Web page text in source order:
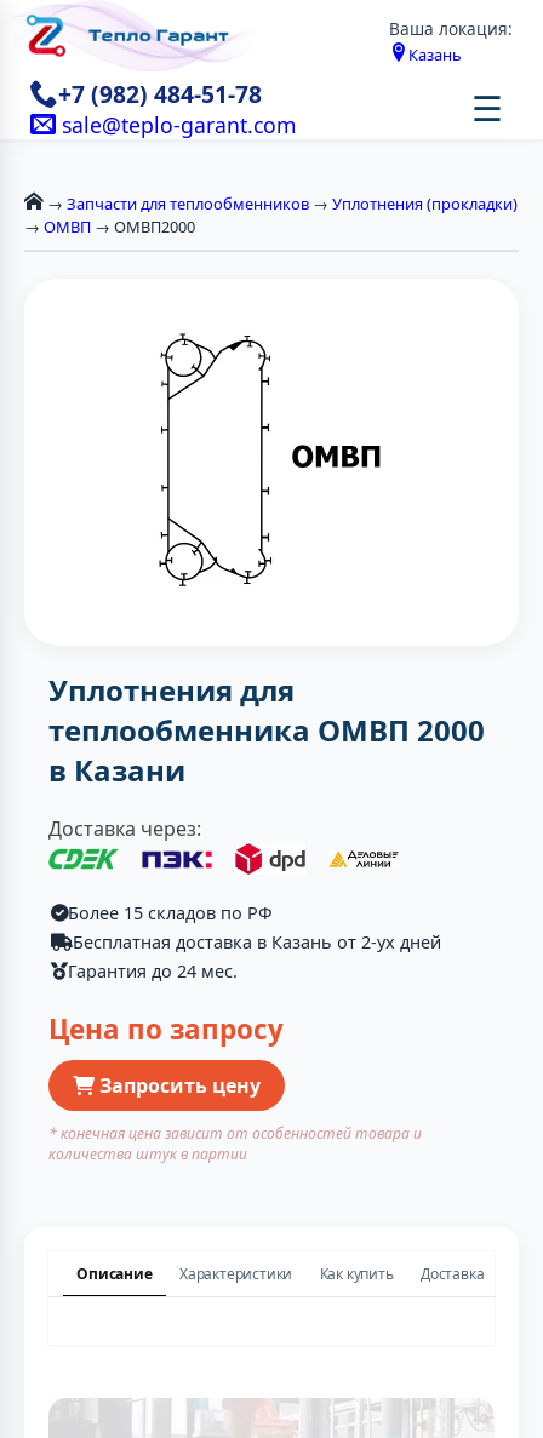
Ваша локация:
Казань
+7 (982) 484-51-78
sale@teplo-garant.com ☰
→ Запчасти для теплообменников → Уплотнения (прокладки)
→ ОМВП → ОМВП2000
Уплотнения для
теплообменника ОМВП 2000
в Казани
Доставка через:
Более 15 складов по РФ
Бесплатная доставка в Казань от 2-ух дней
Гарантия до 24 мес.
Цена по запросу
Запросить цену
* конечная цена зависит от особенностей товара и
количества штук в партии
Описание Характеристики Как купить Доставка